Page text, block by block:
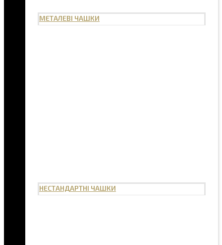
МЕТАЛЕВІ ЧАШКИ
НЕСТАНДАРТНІ ЧАШКИ